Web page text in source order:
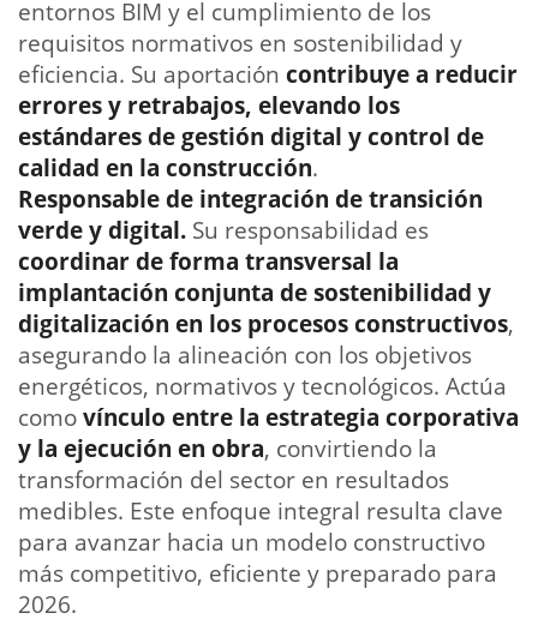
entornos BIM y el cumplimiento de los
requisitos normativos en sostenibilidad y
eficiencia. Su aportación contribuye a reducir
errores y retrabajos, elevando los
estándares de gestión digital y control de
calidad en la construcción.
Responsable de integración de transición
verde y digital. Su responsabilidad es
coordinar de forma transversal la
implantación conjunta de sostenibilidad y
digitalización en los procesos constructivos,
asegurando la alineación con los objetivos
energéticos, normativos y tecnológicos. Actúa
comovínculo entre la estrategia corporativa
y la ejecución en obra, convirtiendo la
transformación del sector en resultados
medibles. Este enfoque integral resulta clave
para avanzar hacia un modelo constructivo
más competitivo, eficiente y preparado para
2026.